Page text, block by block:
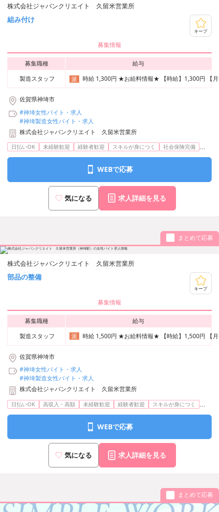
株式会社ジャパンクリエイト 久留米営業所
組み付け
キープ
募集情報
募集職種
給与
製造スタッフ
派 時給 1,300円 ★お給料情報★ 【時給】1,300円 【
佐賀県神埼市
#神埼女性バイト・求人
#神埼製造女性バイト・求人
株式会社ジャパンクリエイト 久留米営業所
日払いOK 未経験歓迎 経験者歓迎 スキルが身につく 社会保険完備 ...
WEBで応募
気になる 求人詳細を見る
まとめて応募
株式会社ジャパンクリエイト 久留米営業所
部品の整備
キープ
募集情報
募集職種
給与
製造スタッフ
派 時給 1,500円 ★お給料情報★ 【時給】1,500円 【
佐賀県神埼市
#神埼女性バイト・求人
#神埼製造女性バイト・求人
株式会社ジャパンクリエイト 久留米営業所
日払いOK 高収入・高額 未経験歓迎 経験者歓迎 スキルが身につく ...
WEBで応募
気になる 求人詳細を見る
まとめて応募